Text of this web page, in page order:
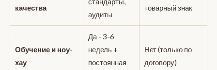
качества
аудиты
товарный знак
Обучение и ноу-
хау
Да - 3-6
недель +
постоянная
Нет (только по
договору)